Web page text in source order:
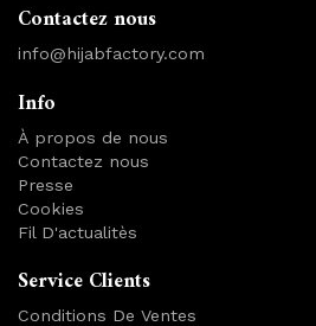
Contactez nous
info@hijabfactory.com
Info
À propos de nous
Contactez nous
Presse
Cookies
Fil D'actualitès
Service Clients
Conditions De Ventes